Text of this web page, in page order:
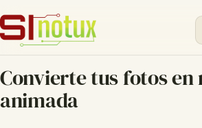
Convierte tus fotos en
animada